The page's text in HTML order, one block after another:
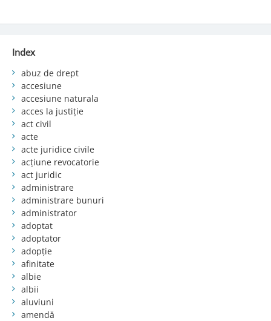
Index
abuz de drept
accesiune
accesiune naturala
acces la justiție
act civil
acte
acte juridice civile
acțiune revocatorie
act juridic
administrare
administrare bunuri
administrator
adoptat
adoptator
adopție
afinitate
albie
albii
aluviuni
amendă